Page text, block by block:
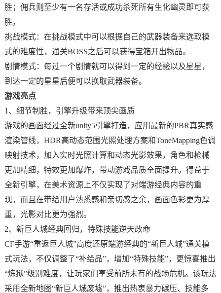
胜；佣兵则至少有一名存活或成功杀死所有生化幽灵即可获
胜。
挑战模式：在挑战模式中可以根据自己的武器装备来选取模
式的难度性，通关BOSS之后可以获得宝箱开出物品。
剧情模式：每过一个剧情就可以得到一定的经验以及星星，
到达一定的星星后便可以换取武器装备。
游戏亮点
1、细节制胜，引擎升级带来顶尖画质
游戏的画面经过全新unity5引擎打造，应用最新的PBR真实感
渲染管线，HDR高动态范围光照处理方案和ToneMapping色调
映射技术，加入实时光照计算和动态光影效果，角色和枪械
更加精细，特效更加爆炸，带动游戏品质全面提升。得益于
全新引擎，在美术资源上不仅实现了对端游经典内容的重
现，而且在带给用户熟悉感和亲切感之余，画面色彩更为厚
重，光影对比更为强烈。
2、新巨人城经典回归，特殊技能逆天改命
CF手游“重返巨人城”高度还原端游经典的“新巨人城”通关模
式玩法，不仅调整了“补给品”，增加“特殊技能”，更惊喜推出
“炼狱”级别难度，让玩家们享受前所未有的战场危机。该玩法
采用全新地图“新巨人城废墟”，推出热衷暴力碾压、技能多